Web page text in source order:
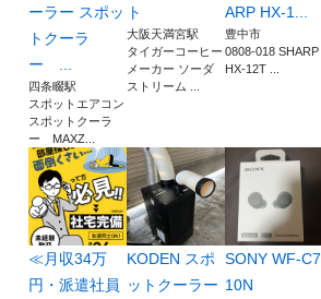
ーラー スポッ
トクーラ
ー ...
四条畷駅
スポットエアコン
スポットクーラ
ー MAXZ...
ト
大阪天満宮駅
タイガーコーヒー
メーカー ソーダ
ストリーム ...
ARP HX-1...
豊中市
0808-018 SHARP
HX-12T ...
≪月収34万
円・派遣社員
KODEN スポ
ットクーラー
SONY WF-C7
10N